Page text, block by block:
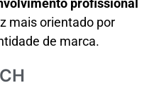
profissional
mais orientado por
de marca.